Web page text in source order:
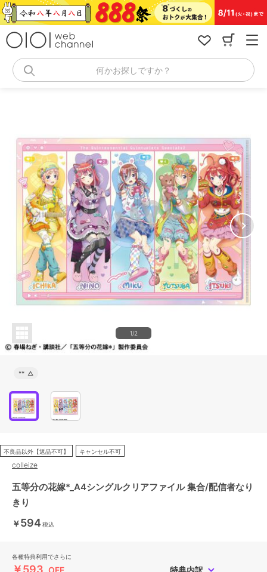
コ
ン
何かお探しですか？
1/2
** △
不良品以外【返品不可】 キャンセル不可
colleize
五等分の花嫁*_A4シングルクリアファイル 集合/配信者なり
きり
￥594 税込
各種特典利用でさらに